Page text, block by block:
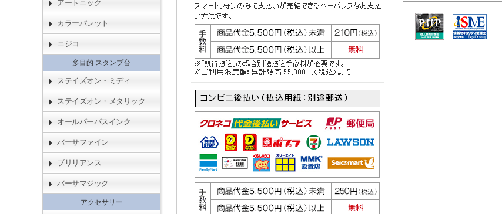
アートニック
カラーパレット
ニジコ
多目的 スタンプ台
ステイズオン・ミディ
ステイズオン・メタリック
オールパーパスインク
バーサファイン
ブリリアンス
バーサマジック
アクセサリー